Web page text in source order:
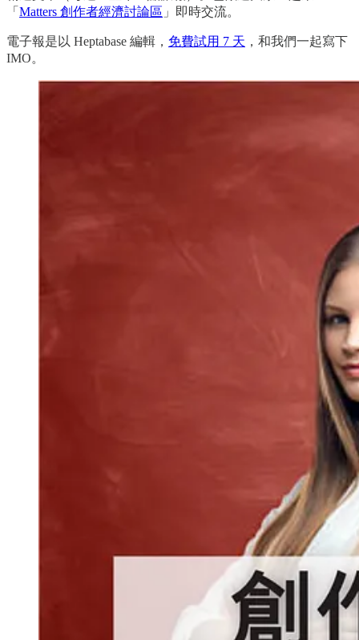
「 Matters 創作者經濟討論區 」即時交流。
電子報是以 Heptabase 編輯， 免費試用 7 天 ，和我們一起寫下
IMO。